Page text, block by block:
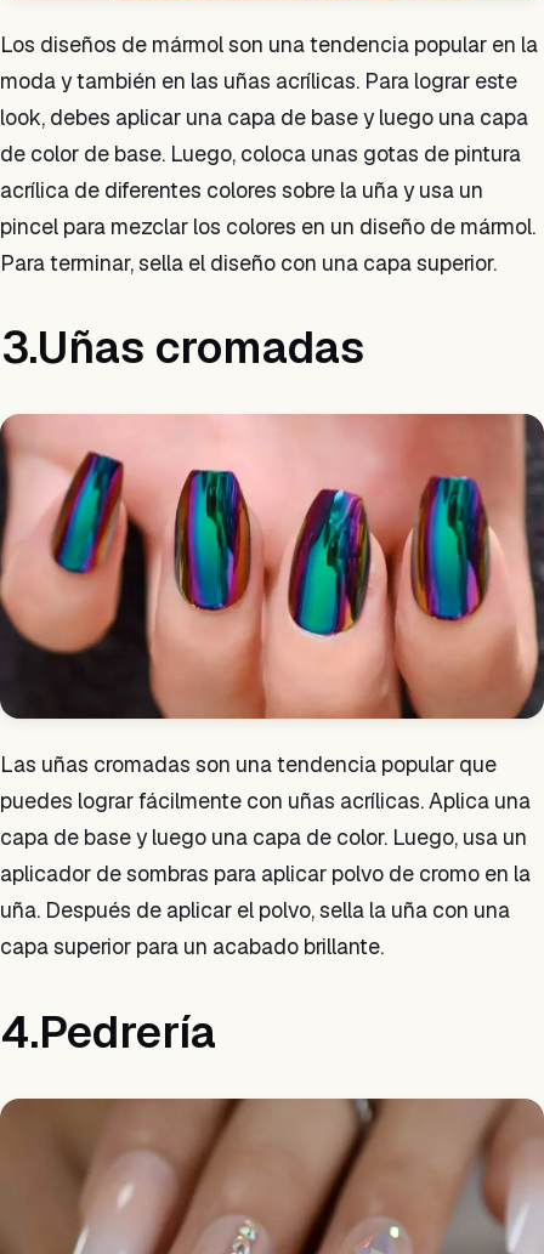
Los diseños de mármol son una tendencia popular en la
moda y también en las uñas acrílicas. Para lograr este
look, debes aplicar una capa de base y luego una capa
de color de base. Luego, coloca unas gotas de pintura
acrílica de diferentes colores sobre la uña y usa un
pincel para mezclar los colores en un diseño de mármol.
Para terminar, sella el diseño con una capa superior.
3.Uñas cromadas
Las uñas cromadas son una tendencia popular que
puedes lograr fácilmente con uñas acrílicas. Aplica una
capa de base y luego una capa de color. Luego, usa un
aplicador de sombras para aplicar polvo de cromo en la
uña. Después de aplicar el polvo, sella la uña con una
capa superior para un acabado brillante.
4.Pedrería